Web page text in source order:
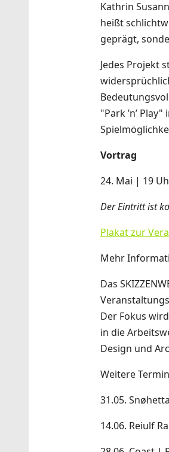
Kathrin
heißt
geprägt,
Jedes Projekt
"Park ’n’
Vortrag
24. Mai | 19
Der Eintritt ist
Plakat zur
Mehr
Das
Der Fokus
in die
Design und
Weitere
31.05.
14.06. Reiulf